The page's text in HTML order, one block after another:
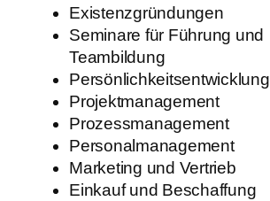
Existenzgründungen
Seminare für Führung und
Teambildung
Persönlichkeitsentwicklung
Projektmanagement
Prozessmanagement
Personalmanagement
Marketing und Vertrieb
Einkauf und Beschaffung